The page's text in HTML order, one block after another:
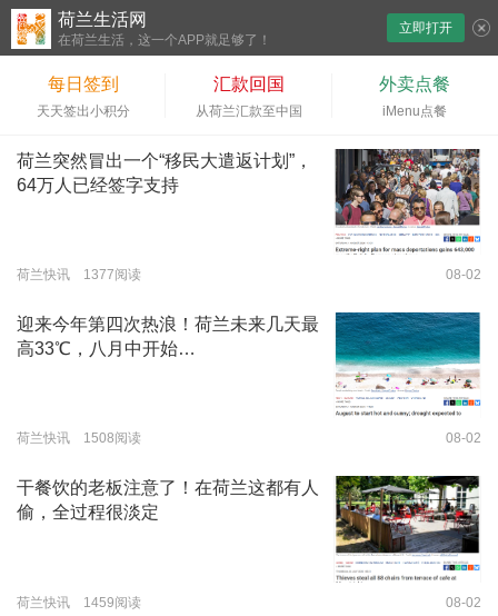
荷兰生活网
在荷兰生活，这一个APP就足够了！
立即打开
每日签到
天天签出小积分
汇款回国
从荷兰汇款至中国
外卖点餐
iMenu点餐
荷兰突然冒出一个“移民大遣返计划”，
64万人已经签字支持
荷兰快讯 1377阅读 08-02
迎来今年第四次热浪！荷兰未来几天最
高33℃，八月中开始…
荷兰快讯 1508阅读 08-02
干餐饮的老板注意了！在荷兰这都有人
偷，全过程很淡定
荷兰快讯 1459阅读 08-02